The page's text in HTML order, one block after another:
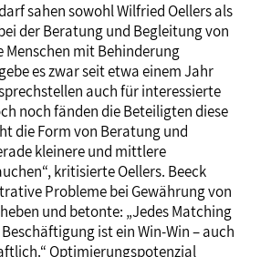
sahen sowohl Wilfried Oellers als
der Beratung und Begleitung von
Menschen mit Behinderung
es zwar seit etwa einem Jahr
auch für interessierte
noch fänden die Beteiligten diese
die Form von Beratung und
kleinere und mittlere
kritisierte Oellers. Beeck
Probleme bei Gewährung von
und betonte: „Jedes Matching
ist ein Win-Win – auch
Optimierungspotenzial